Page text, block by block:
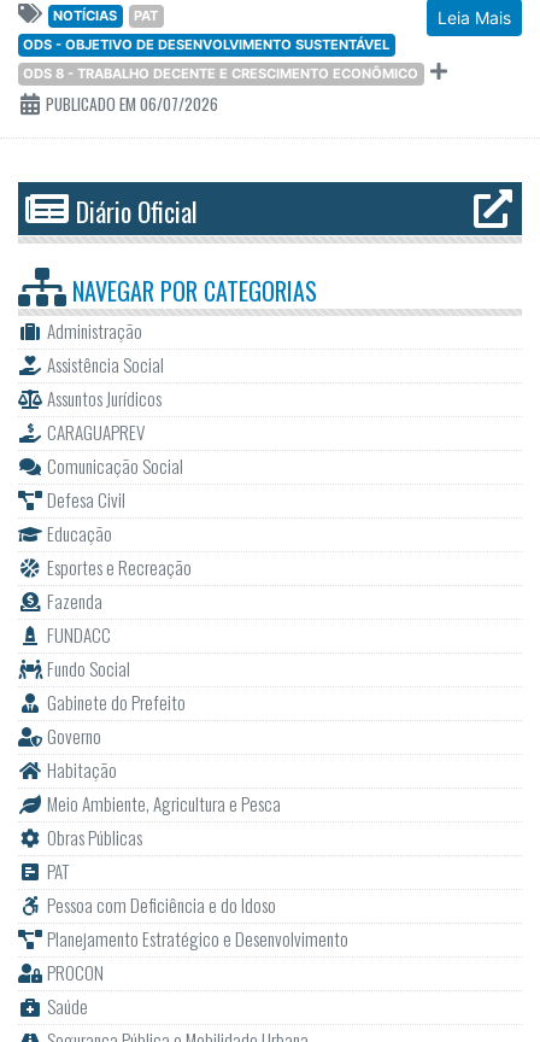
Leia Mais
NOTÍCIAS
PAT
ODS - OBJETIVO DE DESENVOLVIMENTO SUSTENTÁVEL
ODS 8 - TRABALHO DECENTE E CRESCIMENTO ECONÔMICO
PUBLICADO EM 06/07/2026
Diário Oficial
NAVEGAR POR CATEGORIAS
Administração
Assistência Social
Assuntos Jurídicos
CARAGUAPREV
Comunicação Social
Defesa Civil
Educação
Esportes e Recreação
Fazenda
FUNDACC
Fundo Social
Gabinete do Prefeito
Governo
Habitação
Meio Ambiente, Agricultura e Pesca
Obras Públicas
PAT
Pessoa com Deficiência e do Idoso
Planejamento Estratégico e Desenvolvimento
PROCON
Saúde